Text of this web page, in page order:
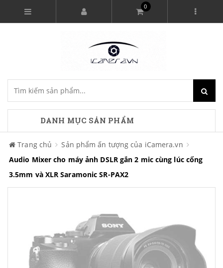
0
DANH MỤC SẢN PHẨM
Trang chủ
Sản phẩm ấn tượng của iCamera.vn
Audio Mixer cho máy ảnh DSLR gắn 2 mic cùng lúc cổng
3.5mm và XLR Saramonic SR-PAX2